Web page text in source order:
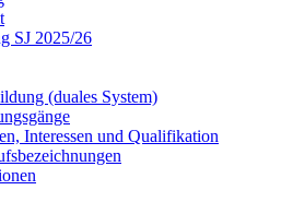
SJ 2025/26
(duales System)
Interessen und Qualifikation